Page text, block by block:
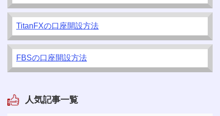
TitanFXの口座開設方法
FBSの口座開設方法
人気記事一覧